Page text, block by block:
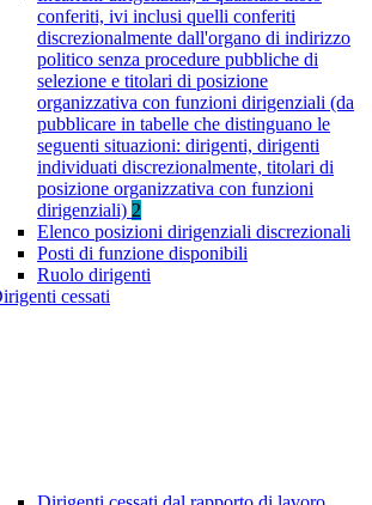
conferiti, ivi inclusi quelli conferiti
discrezionalmente dall'organo di indirizzo
politico senza procedure pubbliche di
selezione e titolari di posizione
organizzativa con funzioni dirigenziali (da
pubblicare in tabelle che distinguano le
seguenti situazioni: dirigenti, dirigenti
individuati discrezionalmente, titolari di
posizione organizzativa con funzioni
dirigenziali) 2
Elenco posizioni dirigenziali discrezionali
Posti di funzione disponibili
Ruolo dirigenti
cessati